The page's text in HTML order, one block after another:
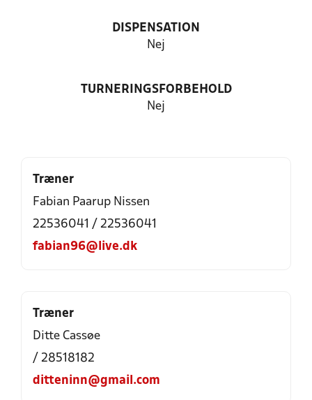
DISPENSATION
Nej
TURNERINGSFORBEHOLD
Nej
Træner
Fabian Paarup Nissen
22536041 / 22536041
fabian96@live.dk
Træner
Ditte Cassøe
/ 28518182
ditteninn@gmail.com